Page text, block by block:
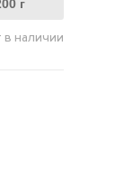
г
в наличии